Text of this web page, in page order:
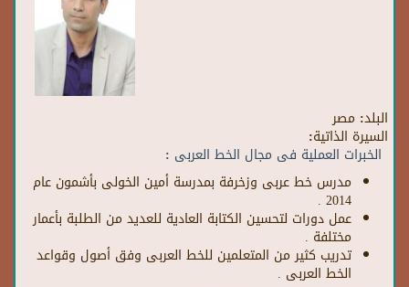
البلد: مصر
السيرة الذاتية:
الخبرات العملية فى مجال الخط العربى :
مدرس خط عربى وزخرفة بمدرسة أمين الخولى بأشمون عام
2014 .
عمل دورات لتحسين الكتابة العادية للعديد من الطلبة بأعمار
مختلفة .
تدريب كثير من المتعلمين للخط العربى وفق أصول وقواعد
الخط العربى .